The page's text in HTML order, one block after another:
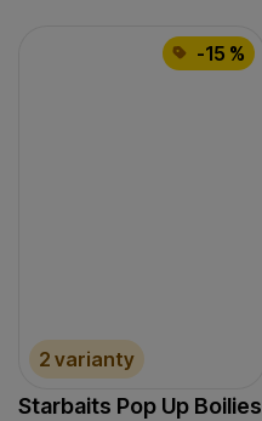
-15 %
2 varianty
Starbaits Pop Up Boilies